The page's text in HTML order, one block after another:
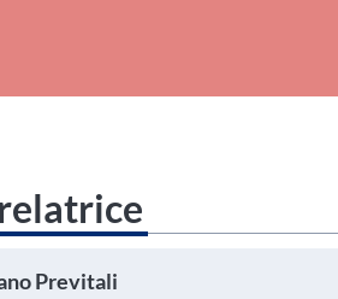
Previtali